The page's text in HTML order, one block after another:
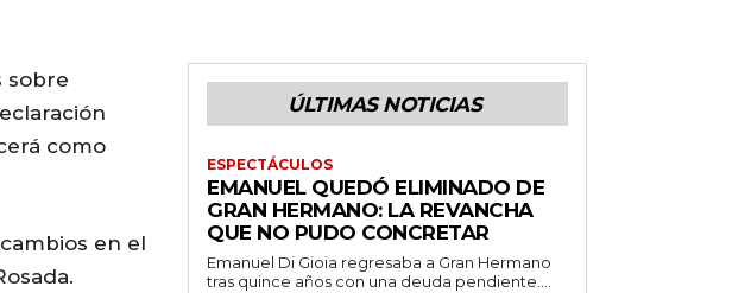
sobre
como
en el
ÚLTIMAS NOTICIAS
ESPECTÁCULOS
EMANUEL QUEDÓ ELIMINADO DE
GRAN HERMANO: LA REVANCHA
QUE NO PUDO CONCRETAR
Emanuel Di Gioia regresaba a Gran Hermano
tras quince años con una deuda pendiente....